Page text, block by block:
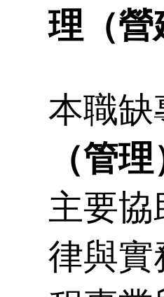
理（營
本職缺
（管
主要
律與實